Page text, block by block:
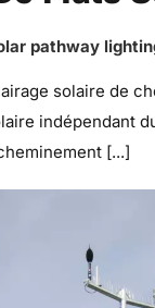
solaire de
indépendant
[...]